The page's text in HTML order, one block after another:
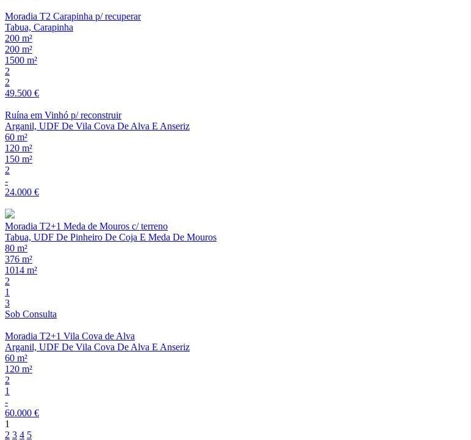
Moradia T2 Carapinha p/ recuperar
Tabua, Carapinha
200 m²
200 m²
1500 m²
2
2
49.500 €
Ruína em Vinhó p/ reconstruir
Arganil, UDF De Vila Cova De Alva E Anseriz
60 m²
120 m²
150 m²
2
-
24.000 €
Moradia T2+1 Meda de Mouros c/ terreno
Tabua, UDF De Pinheiro De Coja E Meda De Mouros
80 m²
376 m²
1014 m²
2
1
3
Sob Consulta
Moradia T2+1 Vila Cova de Alva
Arganil, UDF De Vila Cova De Alva E Anseriz
60 m²
120 m²
2
1
-
60.000 €
1
2 3 4 5